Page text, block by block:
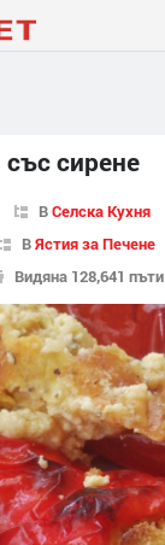
сирене
ВСелска Кухня
ВЯстия за Печене
Видяна 128,641 пъти